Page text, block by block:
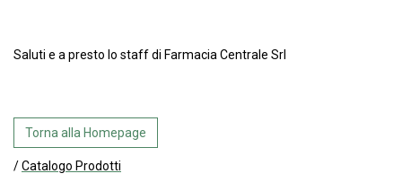
Saluti e a presto lo staff di Farmacia Centrale Srl
Torna alla Homepage
/Catalogo Prodotti